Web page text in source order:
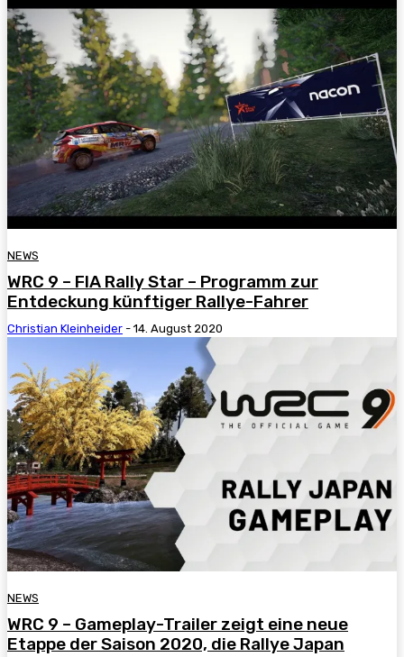
NEWS
WRC 9 – FIA Rally Star – Programm zur
Entdeckung künftiger Rallye-Fahrer
Christian Kleinheider - 14. August 2020
NEWS
WRC 9 – Gameplay-Trailer zeigt eine neue
Etappe der Saison 2020, die Rallye Japan